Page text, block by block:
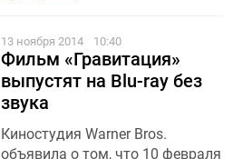
13 ноября 2014 10:40
Фильм «Гравитация»
выпустят на Blu-ray без
звука
Киностудия Warner Bros.
объявила о том, что 10 февраля